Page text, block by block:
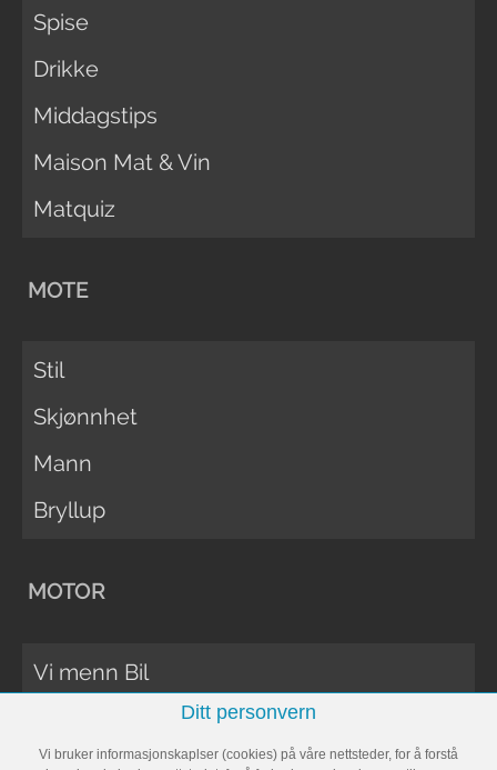
Spise
Drikke
Middagstips
Maison Mat & Vin
Matquiz
MOTE
Stil
Skjønnhet
Mann
Bryllup
MOTOR
Vi menn Bil
Ditt personvern
Vi bruker informasjonskaplser (cookies) på våre nettsteder, for å forstå